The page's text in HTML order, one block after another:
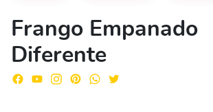
Frango Empanado
Diferente
Em uma tigela, coloque